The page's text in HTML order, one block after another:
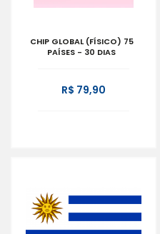
CHIP GLOBAL (FÍSICO) 75
PAÍSES - 30 DIAS
R$ 79,90